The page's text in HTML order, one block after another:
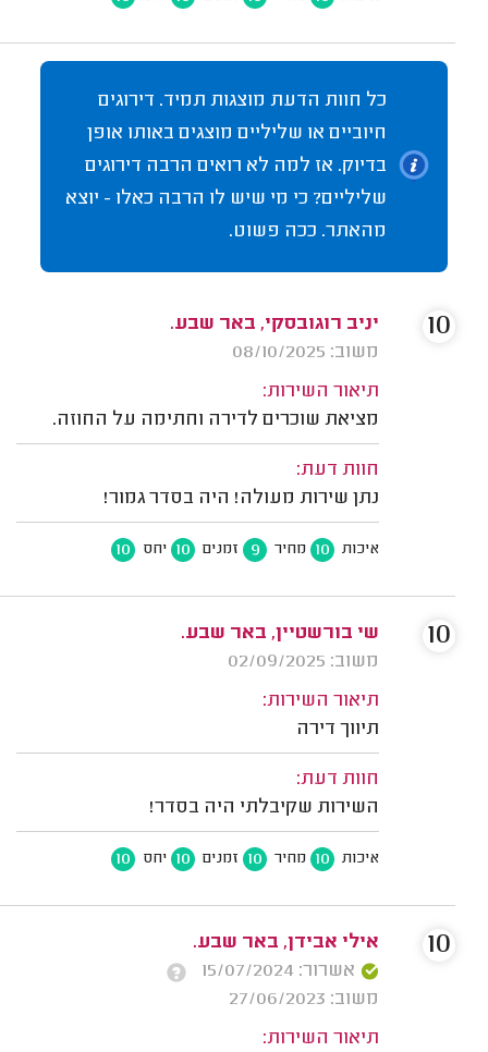
כל חוות הדעת מוצגות תמיד. דירוגים
חיוביים או שליליים מוצגים באותו אופן
בדיוק. אז למה לא רואים הרבה דירוגים
שליליים? כי מי שיש לו הרבה כאלו - יוצא
מהאתר. ככה פשוט.
יניב רוגובסקי, באר שבע.
משוב: 08/10/2025
תיאור השירות:
מציאת שוכרים לדירה וחתימה על החוזה.
חוות דעת:
נתן שירות מעולה! היה בסדר גמור!
איכות 10 מחיר 9 זמנים 10 יחס 10
10
שי בורשטיין, באר שבע.
משוב: 02/09/2025
תיאור השירות:
תיווך דירה
חוות דעת:
השירות שקיבלתי היה בסדר!
איכות 10 מחיר 10 זמנים 10 יחס 10
10
אילי אבידן, באר שבע.
אשרור: 15/07/2024
משוב: 27/06/2023
תיאור השירות:
10